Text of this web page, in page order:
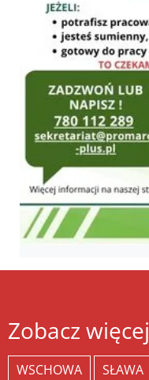
Zobacz więcej
WSCHOWA SŁAWA